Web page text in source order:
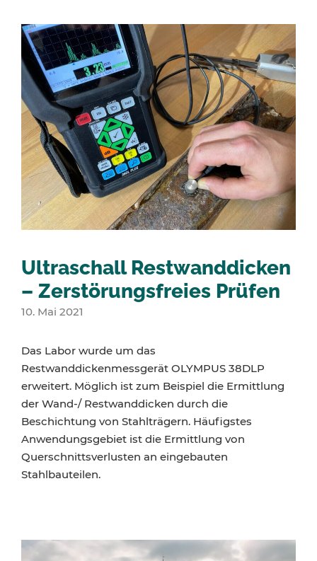
Ultraschall Restwanddicken
– Zerstörungsfreies Prüfen
10. Mai 2021
Das Labor wurde um das
Restwanddickenmessgerät OLYMPUS 38DLP
erweitert. Möglich ist zum Beispiel die Ermittlung
der Wand-/ Restwanddicken durch die
Beschichtung von Stahlträgern. Häufigstes
Anwendungsgebiet ist die Ermittlung von
Querschnittsverlusten an eingebauten
Stahlbauteilen.